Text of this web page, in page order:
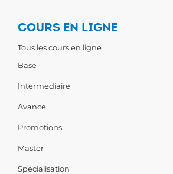
COURS EN LIGNE
Tous les cours en ligne
Base
Intermediaire
Avance
Promotions
Master
Specialisation